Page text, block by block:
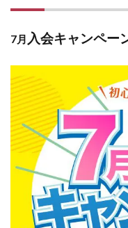
7月 入会キャンペー